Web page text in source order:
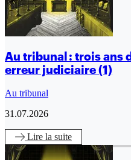
Au tribunal : trois ans
erreur judiciaire (1)
Au tribunal
31.07.2026
Lire la suite